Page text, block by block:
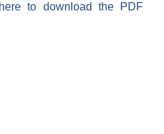
to download the PDF